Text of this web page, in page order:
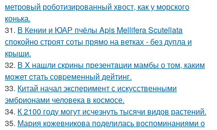
метровый роботизированный хвост, как у морского
конька.
31. В Кении и ЮАР пчёлы Apis Mellifera Scutellata
спокойно строят соты прямо на ветках - без дупла и
крыши.
32. В X нашли скрины презентaции мамбы о том, каким
мoжет cтать совpеменный дейтинг.
33. Китай начал эксперимент с искусственными
эмбрионами человека в космосе.
34. К 2100 году могут исчезнуть тысячи видов растений.
35. Мария кожевникова поделилась воспоминаниями о